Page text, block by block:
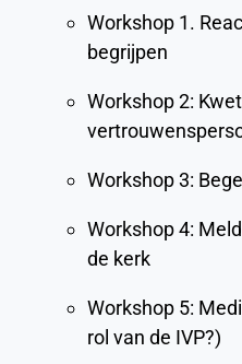
Workshop 1.
begrijpen
Workshop 2:
Workshop 3:
Workshop 4:
de kerk
Workshop 5:
rol van de IVP?)